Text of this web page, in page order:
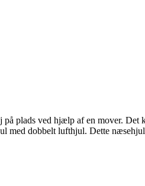
plads ved hjælp af en mover.
med dobbelt lufthjul. Dette